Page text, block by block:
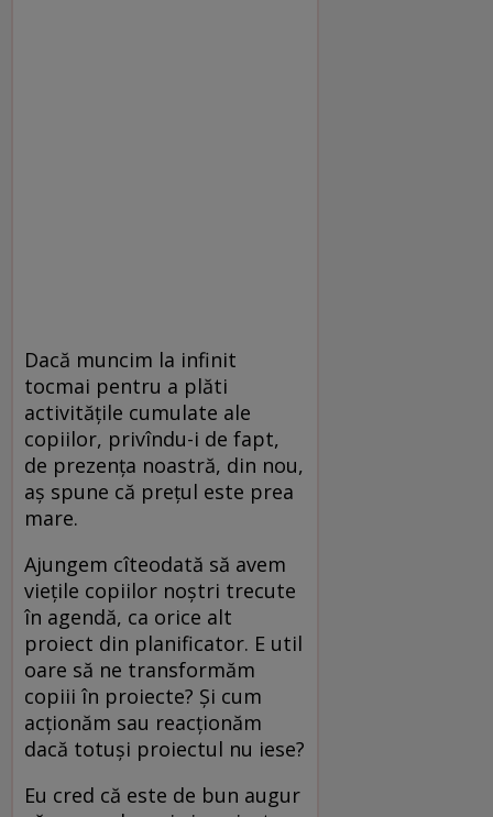
Dacă muncim la infinit
tocmai pentru a plăti
activitățile cumulate ale
copiilor, privîndu-i de fapt,
de prezența noastră, din nou,
aș spune că prețul este prea
mare.
Ajungem cîteodată să avem
viețile copiilor noștri trecute
în agendă, ca orice alt
proiect din planificator. E util
oare să ne transformăm
copiii în proiecte? Și cum
acționăm sau reacționăm
dacă totuși proiectul nu iese?
Eu cred că este de bun augur